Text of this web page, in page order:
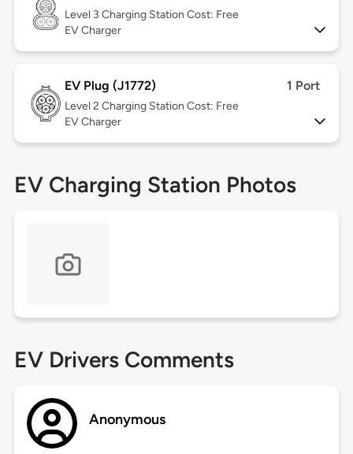
Level 3 Charging Station Cost: Free
EV Charger
EV Plug (J1772) 1 Port
Level 2 Charging Station Cost: Free
EV Charger
EV Charging Station Photos
EV Drivers Comments
Anonymous